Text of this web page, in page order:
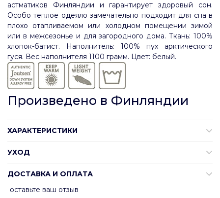
астматиков Финляндии и гарантирует здоровый сон.
Особо теплое одеяло замечательно подходит для сна в
плохо отапливаемом или холодном помещении зимой
или в межсезонье и для загородного дома.Ткань: 100%
хлопок-батист. Наполнитель: 100% пух арктического
гуся. Вес наполнителя 1100 грамм. Цвет: белый.
Произведено в Финляндии
ХАРАКТЕРИСТИКИ
УХОД
ДОСТАВКА И ОПЛАТА
оставьте ваш отзыв